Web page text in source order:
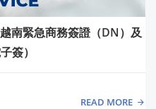
南緊急商務簽證（DN）及
簽）
READ MORE